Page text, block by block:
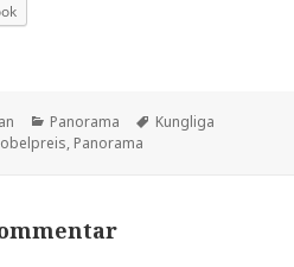
Kategorien
Panorama Schlagwörter
Kungliga
, Panorama